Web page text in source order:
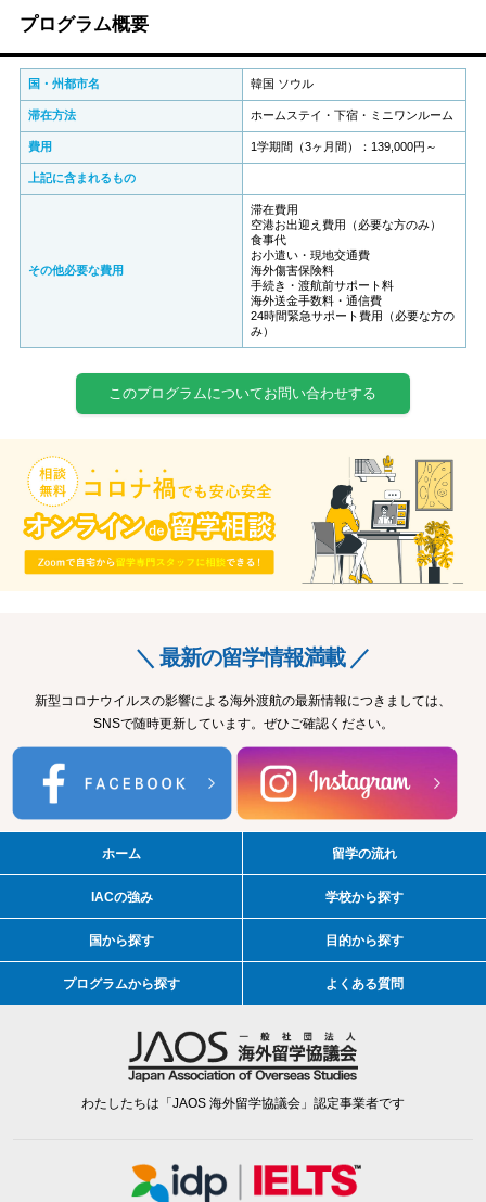
プログラム概要
国・州都市名 韓国 ソウル
滞在方法 ホームステイ・下宿・ミニワンルーム
費用 1学期間（3ヶ月間）：139,000円～
上記に含まれるもの
その他必要な費用
滞在費用
空港お出迎え費用（必要な方のみ）
食事代
お小遣い・現地交通費
海外傷害保険料
手続き・渡航前サポート料
海外送金手数料・通信費
24時間緊急サポート費用（必要な方の
み）
このプログラムについてお問い合わせする
＼ 最新の留学情報満載 ／
新型コロナウイルスの影響による海外渡航の最新情報につきましては、
SNSで随時更新しています。ぜひご確認ください。
ホーム 留学の流れ
IACの強み 学校から探す
国から探す 目的から探す
プログラムから探す よくある質問
わたしたちは「JAOS 海外留学協議会」認定事業者です